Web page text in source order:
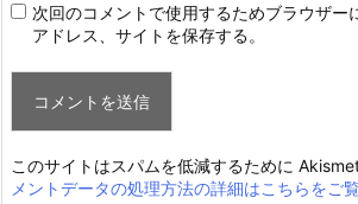
次回のコメントで使用するためブラウザー
アドレス、サイトを保存する。
このサイトはスパムを低減するために
メントデータの処理方法の詳細はこちらをご